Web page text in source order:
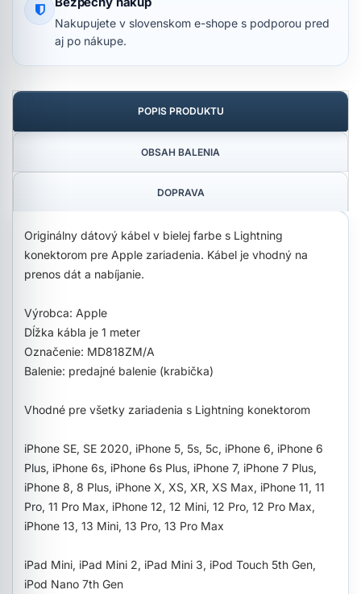
Nakupujete v slovenskom e-shope s podporou pred
aj po nákupe.
POPIS PRODUKTU
OBSAH BALENIA
DOPRAVA
Originálny dátový kábel v bielej farbe s Lightning
konektorom pre Apple zariadenia. Kábel je vhodný na
prenos dát a nabíjanie.
Výrobca: Apple
Dĺžka kábla je 1 meter
Označenie: MD818ZM/A
Balenie: predajné balenie (krabička)
Vhodné pre všetky zariadenia s Lightning konektorom
iPhone SE, SE 2020, iPhone 5, 5s, 5c, iPhone 6, iPhone 6
Plus, iPhone 6s, iPhone 6s Plus, iPhone 7, iPhone 7 Plus,
iPhone 8, 8 Plus, iPhone X, XS, XR, XS Max, iPhone 11, 11
Pro, 11 Pro Max, iPhone 12, 12 Mini, 12 Pro, 12 Pro Max,
iPhone 13, 13 Mini, 13 Pro, 13 Pro Max
iPad Mini, iPad Mini 2, iPad Mini 3, iPod Touch 5th Gen,
iPod Nano 7th Gen